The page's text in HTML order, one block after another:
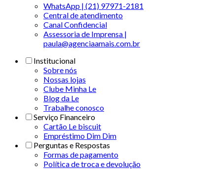
WhatsApp | (21) 97971-2181
Central de atendimento
Canal Confidencial
Assessoria de Imprensa |
paula@agenciaamais.com.br
Institucional
Sobre nós
Nossas lojas
Clube Minha Le
Blog da Le
Trabalhe conosco
Serviço Financeiro
Cartão Le biscuit
Empréstimo Dim Dim
Perguntas e Respostas
Formas de pagamento
Política de troca e devolução